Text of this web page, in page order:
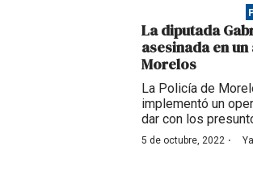
La diputada
asesinada en
Morelos
La Policía de
implementó un
dar con los
5 de octubre, 2022 ·